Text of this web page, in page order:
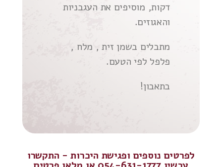
דקות, מוסיפים את העגבניות
והאגוזים.
מתבלים בשמן זית , מלח ,
פלפל לפי הטעם.
בתאבון!
לפרטים נוספים ופגישת היכרות - התקשרו